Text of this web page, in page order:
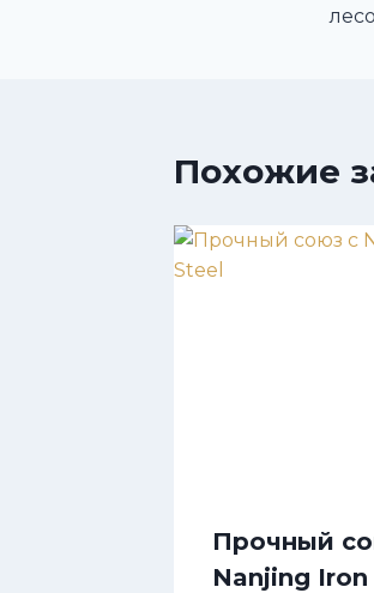
Похожие
Прочный
Nanjing